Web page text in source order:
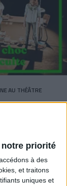
notre priorité
à des
et traitons
uniques et
AU THÉÂTRE